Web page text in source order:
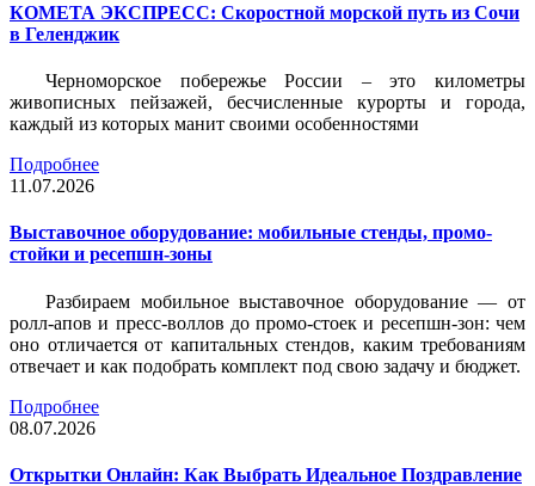
КОМЕТА ЭКСПРЕСС: Скоростной морской путь из Сочи
в Геленджик
Черноморское побережье России – это километры
живописных пейзажей, бесчисленные курорты и города,
каждый из которых манит своими особенностями
Подробнее
11.07.2026
Выставочное оборудование: мобильные стенды, промо-
стойки и ресепшн-зоны
Разбираем мобильное выставочное оборудование — от
ролл-апов и пресс-воллов до промо-стоек и ресепшн-зон: чем
оно отличается от капитальных стендов, каким требованиям
отвечает и как подобрать комплект под свою задачу и бюджет.
Подробнее
08.07.2026
Открытки Онлайн: Как Выбрать Идеальное Поздравление